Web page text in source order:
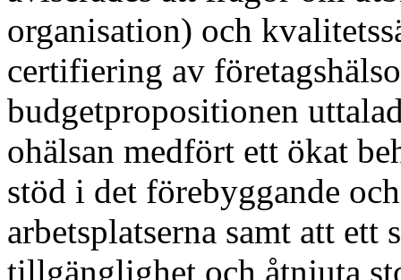
organisation) och
certifiering av
budgetpropositionen
ohälsan medfört ett ökat
stöd i det förebyggande
arbetsplatserna samt att ett
tillgänglighet och åtnjuta